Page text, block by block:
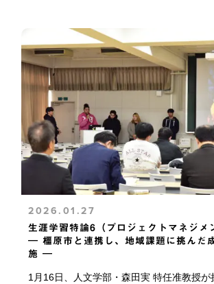
2026.01.27
生涯学習特論6（プロジェクトマネジメ
― 橿原市と連携し、地域課題に挑んだ
施 ―
1月16日、人文学部・森田実 特任准教授が